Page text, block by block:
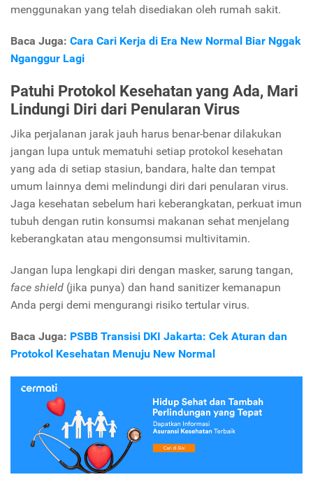
menggunakan yang telah disediakan oleh rumah sakit.
Baca Juga: Cara Cari Kerja di Era New Normal Biar Nggak
Nganggur Lagi
Patuhi Protokol Kesehatan yang Ada, Mari
Lindungi Diri dari Penularan Virus
Jika perjalanan jarak jauh harus benar-benar dilakukan
jangan lupa untuk mematuhi setiap protokol kesehatan
yang ada di setiap stasiun, bandara, halte dan tempat
umum lainnya demi melindungi diri dari penularan virus.
Jaga kesehatan sebelum hari keberangkatan, perkuat imun
tubuh dengan rutin konsumsi makanan sehat menjelang
keberangkatan atau mengonsumsi multivitamin.
Jangan lupa lengkapi diri dengan masker, sarung tangan,
face shield (jika punya) dan hand sanitizer kemanapun
Anda pergi demi mengurangi risiko tertular virus.
Baca Juga: PSBB Transisi DKI Jakarta: Cek Aturan dan
Protokol Kesehatan Menuju New Normal